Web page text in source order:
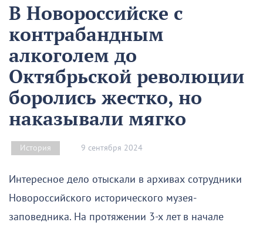
В Новороссийске с
контрабандным
алкоголем до
Октябрьской революции
боролись жестко, но
наказывали мягко
История 9 сентября 2024
Интересное дело отыскали в архивах сотрудники
Новороссийского исторического музея-
заповедника. На протяжении 3-х лет в начале